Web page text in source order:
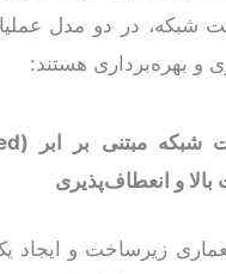
شبکه، در دو مدل
و بهره‌برداری هستند:
شبکه مبتنی بر ابر (
و انعطاف‌پذیری
زیرساخت و ایجاد